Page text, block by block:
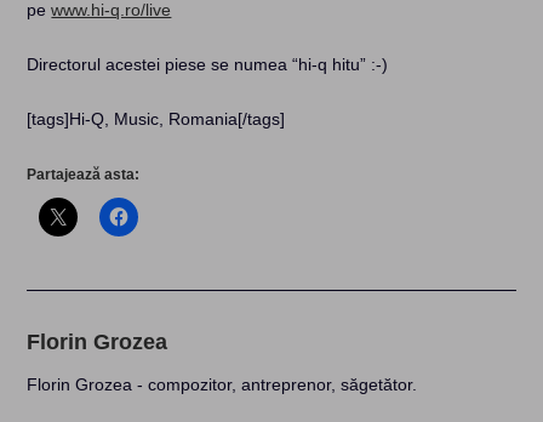
pewww.hi-q.ro/live
Directorul acestei piese se numea “hi-q hitu” :-)
[tags]Hi-Q, Music, Romania[/tags]
Partajează asta:
Florin Grozea
Florin Grozea - compozitor, antreprenor, săgetător.